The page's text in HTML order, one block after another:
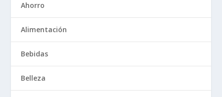
Ahorro
Alimentación
Bebidas
Belleza